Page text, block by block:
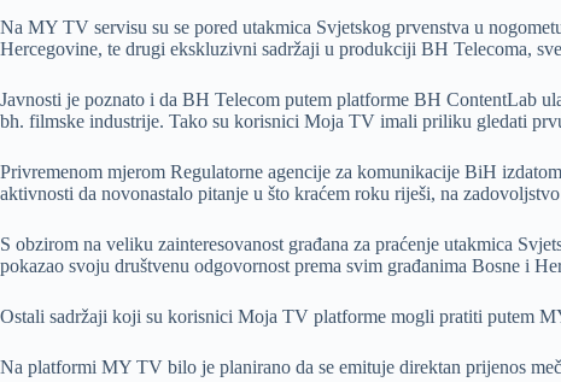
Na MY TV servisu su se pored utakmica Svjetskog prvenstva u
Hercegovine, te drugi ekskluzivni sadržaji u produkciji BH Telecoma,
Javnosti je poznato i da BH Telecom putem platforme BH ContentLab
bh. filmske industrije. Tako su korisnici Moja TV imali priliku gledati
Privremenom mjerom Regulatorne agencije za komunikacije BiH
aktivnosti da novonastalo pitanje u što kraćem roku riješi, na
S obzirom na veliku zainteresovanost građana za praćenje utakmica
pokazao svoju društvenu odgovornost prema svim građanima Bosne i
Ostali sadržaji koji su korisnici Moja TV platforme mogli pratiti putem
Na platformi MY TV bilo je planirano da se emituje direktan prijenos